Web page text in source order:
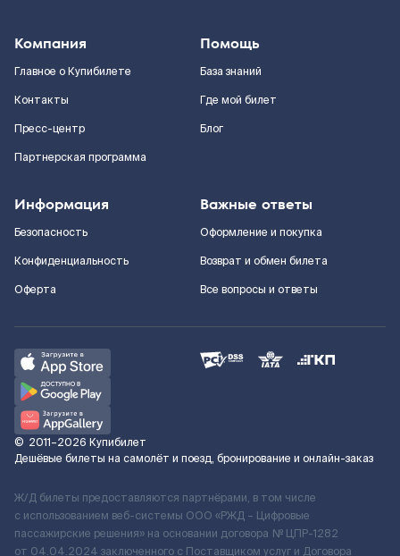
Компания
Главное о Купибилете
Контакты
Пресс-центр
Партнерская программа
Помощь
База знаний
Где мой билет
Блог
Информация
Безопасность
Конфиденциальность
Оферта
Важные ответы
Оформление и покупка
Возврат и обмен билета
Все вопросы и ответы
© 2011–2026 Купибилет
Дешёвые билеты на самолёт и поезд, бронирование и онлайн-заказ
Ж/Д билеты предоставляются партнёрами, в том числе
с использованием веб-системы ООО «РЖД – Цифровые
пассажирские решения» на основании договора № ЦПР-1282
от 04.04.2024 заключенного с Поставщиком услуг и Договора